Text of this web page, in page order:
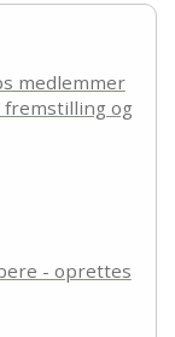
medlemmer
fremstilling og
- oprettes